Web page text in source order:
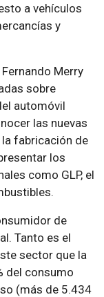
a vehículos
y
Merry
sobre
automóvil
las nuevas
fabricación de
los
como GLP, el
de
Tanto es el
sector que la
del consumo
(más de 5.434